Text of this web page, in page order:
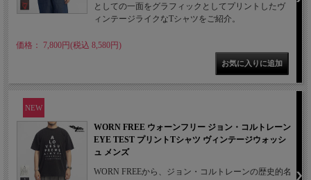
としての一面をグラフィックとしてプリントしたヴ
ィンテージライクなTシャツをご紹介。
価格： 7,800円(税込 8,580円)
NEW
WORN FREE ウォーンフリー ジョン・コルトレーン
EYE TEST プリントTシャツ ヴィンテージウォッシ
ュ メンズ
WORN FREEから、ジョン・コルトレーンの歴史的名